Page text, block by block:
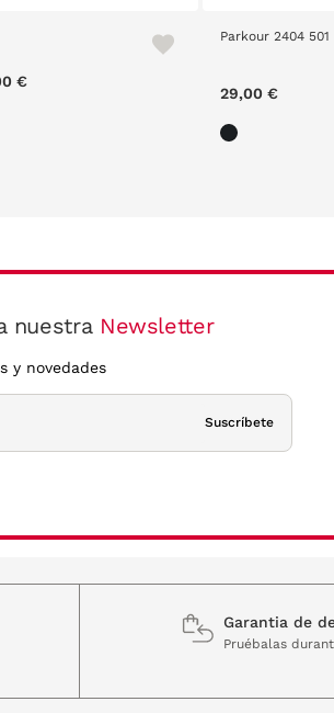
Parkour 2404 501
nuestra Newsletter
y novedades
Suscríbete
Garantia de
Pruébalas